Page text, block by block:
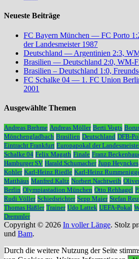
Neueste Beiträge
FC Bayern München — FC Porto
der Landesmeister 1987
Deutschland — Argentinien 2:3,
Brasilien — Deutschland 2:0, WM-
Brasilien – Deutschland 1:0,
FC Schalke 04 — 1. FC Union
2001
Ausgewählte Themen
Andreas Brehme Andreas Möller Berti Vogts
Mönchengladbach Brasilien Deutschland DFB-
Eintracht Frankfurt Europapokal der
Schalke 04 Felix Magath Finale Franz
Hamburger SV Harald Schumacher Jupp Heynckes
Kohler Karl-Heinz Riedle Karl-Heinz
Matthäus Manfred Kaltz Norbert Nachtweih
Berlin Olympiastadion München Otto Rehhagel
Rudi Völler Schiedsrichter Sepp Maier Stefan
Thomas Häßler Trainer Udo Lattek UEFA-Pokal
Dremmler
Copyright © 2026 In voller Länge. Stolz
und Bam.
Durch die weitere Nutzung der Seite